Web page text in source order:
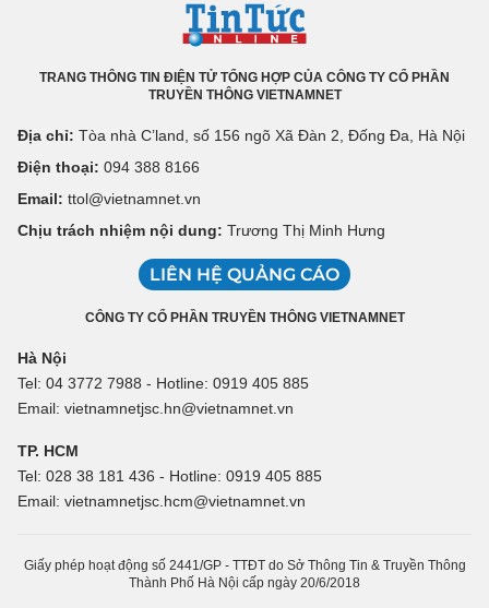
TRANG THÔNG TIN ĐIỆN TỬ TỔNG HỢP CỦA CÔNG TY CỔ PHẦN
TRUYỀN THÔNG VIETNAMNET
Địa chỉ: Tòa nhà C’land, số 156 ngõ Xã Đàn 2, Đống Đa, Hà Nội
Điện thoại: 094 388 8166
Email: ttol@vietnamnet.vn
Chịu trách nhiệm nội dung: Trương Thị Minh Hưng
LIÊN HỆ QUẢNG CÁO
CÔNG TY CỔ PHẦN TRUYỀN THÔNG VIETNAMNET
Hà Nội
Tel: 04 3772 7988 - Hotline: 0919 405 885
Email: vietnamnetjsc.hn@vietnamnet.vn
TP. HCM
Tel: 028 38 181 436 - Hotline: 0919 405 885
Email: vietnamnetjsc.hcm@vietnamnet.vn
Giấy phép hoạt động số 2441/GP - TTĐT do Sở Thông Tin & Truyền Thông
Thành Phố Hà Nội cấp ngày 20/6/2018